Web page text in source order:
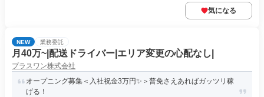
気になる
NEW 業務委託
月40万~|配送ドライバー|エリア変更の心配なし|
プラスワン株式会社
オープニング募集＜入社祝金3万円✨＞普免さえあればガッツリ稼
げる！